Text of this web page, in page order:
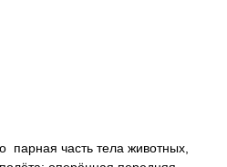
часть тела животных,